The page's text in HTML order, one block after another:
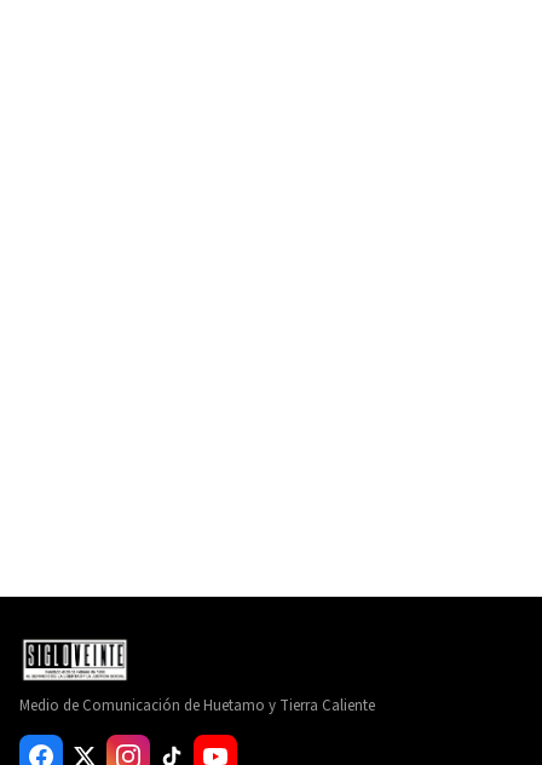
Medio de Comunicación de Huetamo y Tierra Caliente